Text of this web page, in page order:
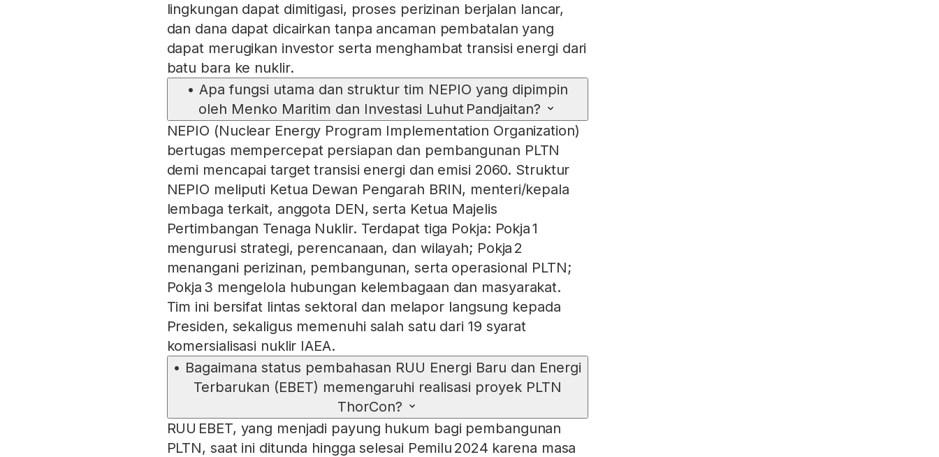
lingkungan dapat dimitigasi, proses perizinan berjalan lancar,
dan dana dapat dicairkan tanpa ancaman pembatalan yang
dapat merugikan investor serta menghambat transisi energi dari
batu bara ke nuklir.
• Apa fungsi utama dan struktur tim NEPIO yang dipimpin
oleh Menko Maritim dan Investasi Luhut Pandjaitan?
NEPIO (Nuclear Energy Program Implementation Organization)
bertugas mempercepat persiapan dan pembangunan PLTN
demi mencapai target transisi energi dan emisi 2060. Struktur
NEPIO meliputi Ketua Dewan Pengarah BRIN, menteri/kepala
lembaga terkait, anggota DEN, serta Ketua Majelis
Pertimbangan Tenaga Nuklir. Terdapat tiga Pokja: Pokja 1
mengurusi strategi, perencanaan, dan wilayah; Pokja 2
menangani perizinan, pembangunan, serta operasional PLTN;
Pokja 3 mengelola hubungan kelembagaan dan masyarakat.
Tim ini bersifat lintas sektoral dan melapor langsung kepada
Presiden, sekaligus memenuhi salah satu dari 19 syarat
komersialisasi nuklir IAEA.
• Bagaimana status pembahasan RUU Energi Baru dan Energi
Terbarukan (EBET) memengaruhi realisasi proyek PLTN
ThorCon?
RUU EBET, yang menjadi payung hukum bagi pembangunan
PLTN, saat ini ditunda hingga selesai Pemilu 2024 karena masa